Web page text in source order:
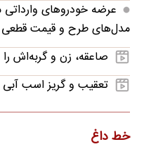
مدل‌های طرح و قیمت قطعی
صاعقه، زن و گربه‌اش را
تعقیب و گریز اسب آبی
خط داغ